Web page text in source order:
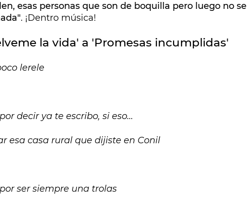
esas personas que son de boquilla pero luego no se
. ¡Dentro música!
la vida' a 'Promesas incumplidas'
lerele
decir ya te escribo, si eso...
esa casa rural que dijiste en Conil
ser siempre una trolas